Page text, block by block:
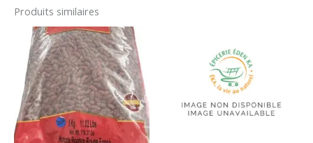
Produits similaires